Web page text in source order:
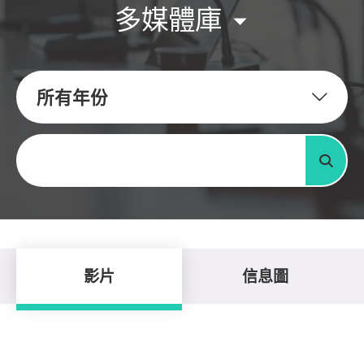
多媒體庫
所有年份
關鍵字
搜尋
影片 信息圖